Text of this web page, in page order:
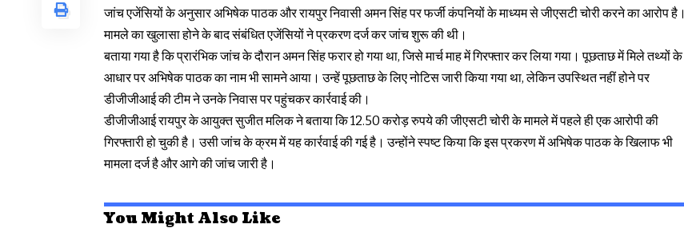
जांच एजेंसियों के अनुसार अभिषेक पाठक और रायपुर निवासी अमन सिंह पर फर्जी कंपनियों के माध्यम से जीएसटी चोरी करने का आरोप है।
मामले का खुलासा होने के बाद संबंधित एजेंसियों ने प्रकरण दर्ज कर जांच शुरू की थी।
बताया गया है कि प्रारंभिक जांच के दौरान अमन सिंह फरार हो गया था, जिसे मार्च माह में गिरफ्तार कर लिया गया। पूछताछ में मिले तथ्यों के
आधार पर अभिषेक पाठक का नाम भी सामने आया। उन्हें पूछताछ के लिए नोटिस जारी किया गया था, लेकिन उपस्थित नहीं होने पर
डीजीजीआई की टीम ने उनके निवास पर पहुंचकर कार्रवाई की।
डीजीजीआई रायपुर के आयुक्त सुजीत मलिक ने बताया कि 12.50 करोड़ रुपये की जीएसटी चोरी के मामले में पहले ही एक आरोपी की
गिरफ्तारी हो चुकी है। उसी जांच के क्रम में यह कार्रवाई की गई है। उन्होंने स्पष्ट किया कि इस प्रकरण में अभिषेक पाठक के खिलाफ भी
मामला दर्ज है और आगे की जांच जारी है।
You Might Also Like